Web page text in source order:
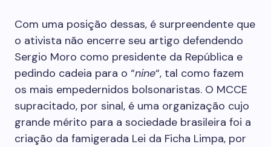
Com uma posição dessas, é surpreendente que
o ativista não encerre seu artigo defendendo
Sergio Moro como presidente da República e
pedindo cadeia para o “nine“, tal como fazem
os mais empedernidos bolsonaristas. O MCCE
supracitado, por sinal, é uma organização cujo
grande mérito para a sociedade brasileira foi a
criação da famigerada Lei da Ficha Limpa, por